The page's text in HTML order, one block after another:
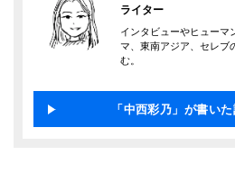
ライター
インタビューやヒューマ
マ、東南アジア、セレブ
む。
「中西彩乃」が書い